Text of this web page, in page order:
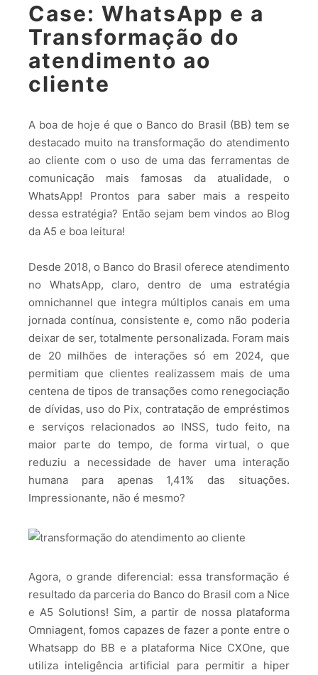
Case: WhatsApp e a
Transformação do
atendimento ao
cliente
A boa de hoje é que o Banco do Brasil (BB) tem se
destacado muito na transformação do atendimento
ao cliente com o uso de uma das ferramentas de
comunicação mais famosas da atualidade, o
WhatsApp! Prontos para saber mais a respeito
dessa estratégia? Então sejam bem vindos ao Blog
da A5 e boa leitura!
Desde 2018, o Banco do Brasil oferece atendimento
no WhatsApp, claro, dentro de uma estratégia
omnichannel que integra múltiplos canais em uma
jornada contínua, consistente e, como não poderia
deixar de ser, totalmente personalizada. Foram mais
de 20 milhões de interações só em 2024, que
permitiam que clientes realizassem mais de uma
centena de tipos de transações como renegociação
de dívidas, uso do Pix, contratação de empréstimos
e serviços relacionados ao INSS, tudo feito, na
maior parte do tempo, de forma virtual, o que
reduziu a necessidade de haver uma interação
humana para apenas 1,41% das situações.
Impressionante, não é mesmo?
Agora, o grande diferencial: essa transformação é
resultado da parceria do Banco do Brasil com a Nice
e A5 Solutions! Sim, a partir de nossa plataforma
Omniagent, fomos capazes de fazer a ponte entre o
Whatsapp do BB e a plataforma Nice CXOne, que
utiliza inteligência artificial para permitir a hiper